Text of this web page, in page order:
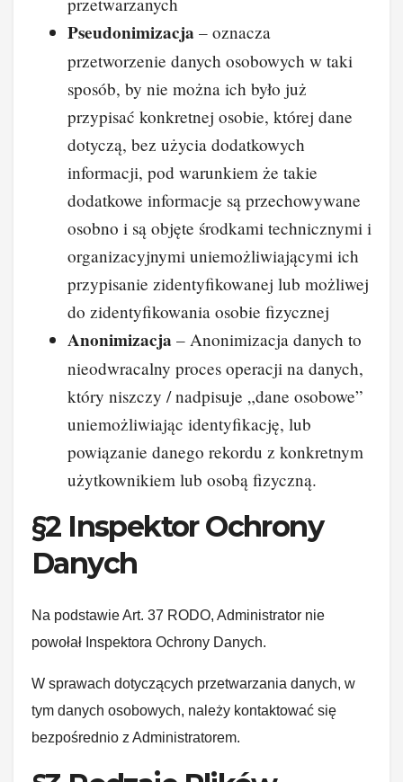
Pseudonimizacja – oznacza
przetworzenie danych osobowych w taki
sposób, by nie można ich było już
przypisać konkretnej osobie, której dane
dotyczą, bez użycia dodatkowych
informacji, pod warunkiem że takie
dodatkowe informacje są przechowywane
osobno i są objęte środkami technicznymi i
organizacyjnymi uniemożliwiającymi ich
przypisanie zidentyfikowanej lub możliwej
do zidentyfikowania osobie fizycznej
Anonimizacja – Anonimizacja danych to
nieodwracalny proces operacji na danych,
który niszczy / nadpisuje „dane osobowe”
uniemożliwiając identyfikację, lub
powiązanie danego rekordu z konkretnym
użytkownikiem lub osobą fizyczną.
§2 Inspektor Ochrony
Danych
Na podstawie Art. 37 RODO, Administrator nie
powołał Inspektora Ochrony Danych.
W sprawach dotyczących przetwarzania danych, w
tym danych osobowych, należy kontaktować się
bezpośrednio z Administratorem.